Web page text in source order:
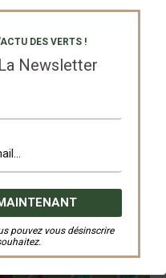
DES VERTS !
Newsletter
pouvez vous désinscrire